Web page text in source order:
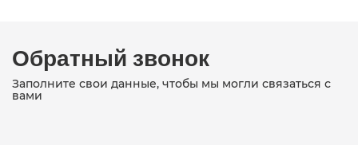
Обратный звонок
Заполните свои данные, чтобы мы могли связаться с
вами